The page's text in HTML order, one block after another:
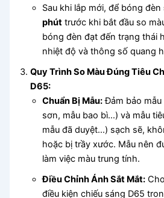
Sau khi lắp mới, để bóng đèn
phút trước khi bắt đầu so
bóng đèn đạt đến trạng thái
nhiệt độ và thông số quang
Quy Trình So Màu Đúng Tiêu
D65:
Chuẩn Bị Mẫu:Đảm bảo mẫu
sơn, mẫu bao bì…) và mẫu
mẫu đã duyệt…) sạch sẽ,
hoặc bị trầy xước. Mẫu nên
làm việc màu trung tính.
Điều Chỉnh Ánh Sắt Mắt:
điều kiện chiếu sáng D65